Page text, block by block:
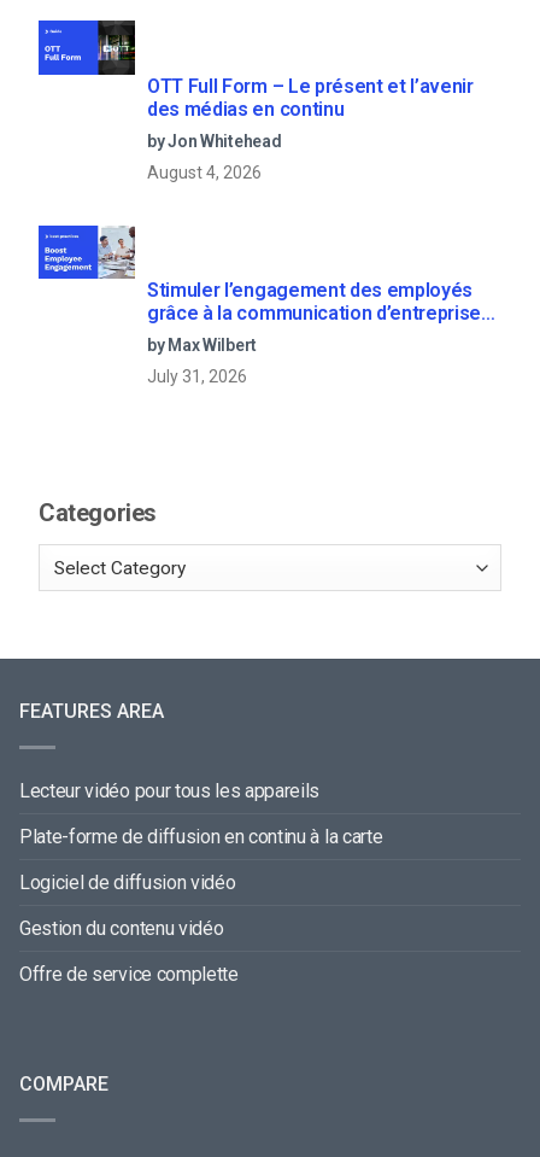
OTT Full Form – Le présent et l’avenir
des médias en continu
by Jon Whitehead
August 4, 2026
Stimuler l’engagement des employés
grâce à la communication d’entreprise
en direct
by Max Wilbert
July 31, 2026
Categories
FEATURES AREA
Lecteur vidéo pour tous les appareils
Plate-forme de diffusion en continu à la carte
Logiciel de diffusion vidéo
Gestion du contenu vidéo
Offre de service complette
COMPARE